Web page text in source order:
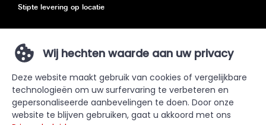
Stipte levering op locatie
Eco toeslag
Privacy Policy
Sitemap
Wij hechten waarde aan uw privacy
Deze website maakt gebruik van cookies of vergelijkbare
technologieën om uw surfervaring te verbeteren en
gepersonaliseerde aanbevelingen te doen. Door onze
website te blijven gebruiken, gaat u akkoord met ons